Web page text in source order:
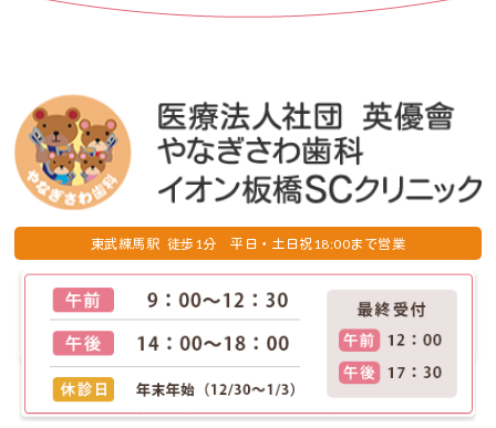
東武練馬駅 徒歩 1 分 平日・土日祝 18:00まで営業